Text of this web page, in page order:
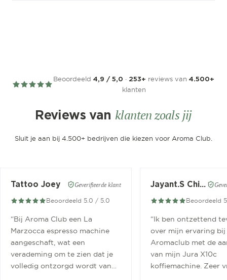
Beoordeeld 4,9 / 5,0 · 253+ reviews van 4.500+
klanten
Reviews van klanten zoals jij
Sluit je aan bij 4.500+ bedrijven die kiezen voor Aroma Club.
Tattoo Joey Geverifieerde klant
Beoordeeld 5.0 / 5.0
“Bij Aroma Club een La
Marzocca espresso machine
aangeschaft, wat een
verademing om te zien dat je
volledig ontzorgd wordt van
Jayant.S Chitaroe
Beoordeeld
“Ik ben ontzettend
over mijn ervaring bij
Aromaclub met de
van mijn Jura X10c
koffiemachine. Zeer